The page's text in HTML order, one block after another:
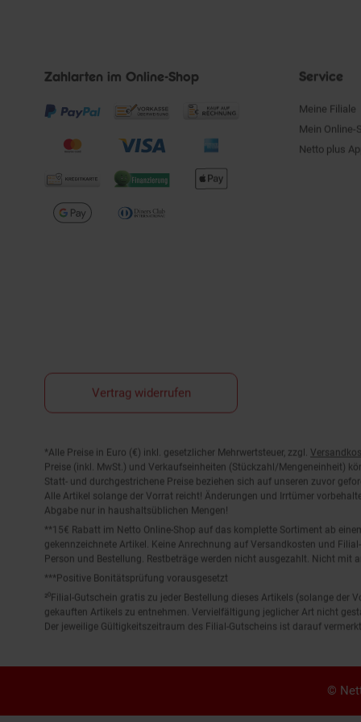
Mein Online-
Netto plus
Fußnoten
Preise (inkl. MwSt.) und Verkaufseinheiten (Stückzahl/Mengeneinheit)
Statt- und durchgestrichene Preise beziehen sich auf unseren zuvor
Alle Artikel solange der Vorrat reicht! Änderungen und Irrtümer
Abgabe nur in haushaltsüblichen Mengen!
**15€ Rabatt im Netto Online-Shop auf das komplette Sortiment ab
gekennzeichnete Artikel. Keine Anrechnung auf Versandkosten und
Person und Bestellung. Restbeträge werden nicht ausgezahlt. Nicht mit
***Positive Bonitätsprüfung vorausgesetzt
²⁰Filial-Gutschein gratis zu jeder Bestellung dieses Artikels (solange
gekauften Artikels zu entnehmen. Vervielfältigung jeglicher Art nicht
Der jeweilige Gültigkeitszeitraum des Filial-Gutscheins ist darauf
©